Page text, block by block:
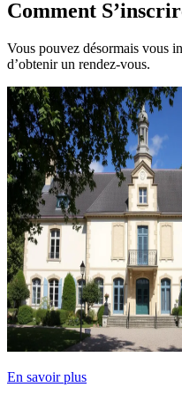
Comment
Vous pouvez désormais vous
d’obtenir un rendez-vous.
En savoir plus